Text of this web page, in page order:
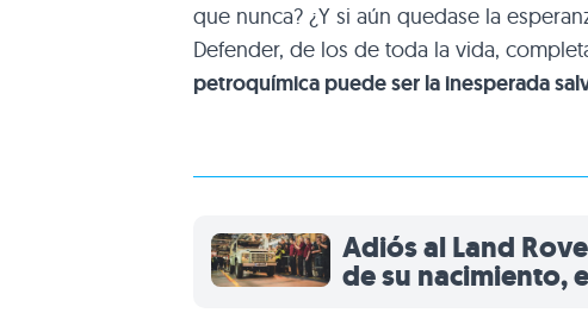
que nunca? ¿Y si aún quedase la
Defender, de los de toda la vida,
petroquímica puede ser la inesperada
Adiós al Land
de su nacimiento,